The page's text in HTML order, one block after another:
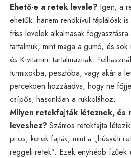
Ehető-e a retek levele? Igen, a
ehetők, hanem rendkívül táplálóak
friss levelek alkalmasak
tartalmuk, mint maga a gumó, és
és K-vitamint tartalmaznak.
turmixokba, pesztóba, vagy akár a
percekben hozzáadva, hogy ne
csípős, hasonlóan a rukkolához.
Milyen retekfajták léteznek, és
leveshez? Számos retekfajta
piros, kerek fajták, mint a „húsvéti
reggeli retek”. Ezek enyhébb